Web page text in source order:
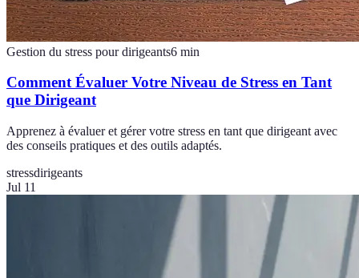
Gestion du stress pour dirigeants6 min
Comment Évaluer Votre Niveau de Stress en Tant
que Dirigeant
Apprenez à évaluer et gérer votre stress en tant que dirigeant avec
des conseils pratiques et des outils adaptés.
stressdirigeants
Jul 11